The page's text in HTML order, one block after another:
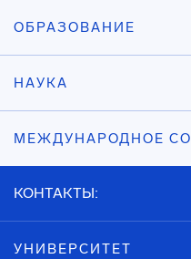
ОБРАЗОВАНИЕ
НАУКА
МЕЖДУНАРОДНОЕ
КОНТАКТЫ:
УНИВЕРСИТЕТ